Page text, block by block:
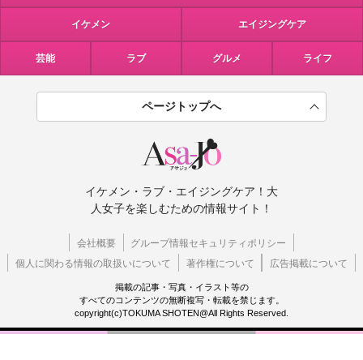
イケメン エイジングケア
芸能 ラブ グルメ ライフ
ページトップへ
イケメン・ラブ・エイジングケア！大
人女子を楽しむための情報サイト！
会社概要
グループ情報セキュリティポリシー
個人に関わる情報の取扱いについて
著作権について 広告掲載について
掲載の記事・写真・イラスト等の
すべてのコンテンツの無断複写・転載を禁じます。
copyright(c)TOKUMA SHOTEN@All Rights Reserved.